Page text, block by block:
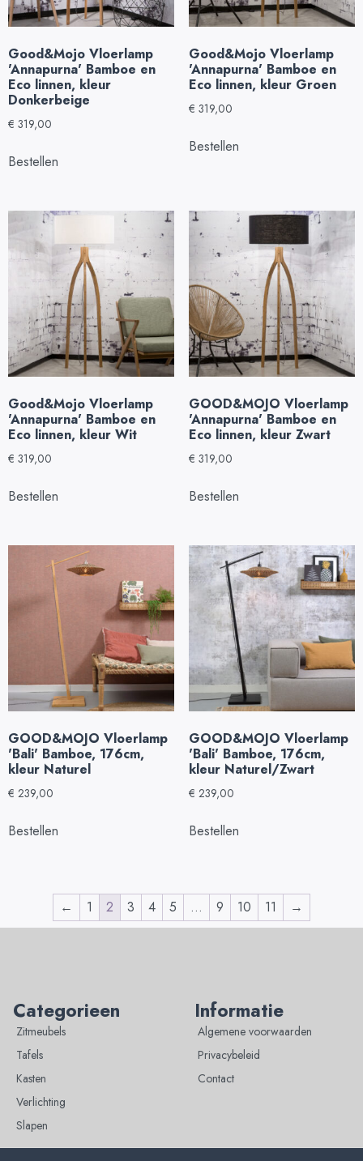
Good&Mojo Vloerlamp
'Annapurna' Bamboe en
Eco linnen, kleur
Donkerbeige
€ 319,00
Bestellen
Good&Mojo Vloerlamp
'Annapurna' Bamboe en
Eco linnen, kleur Groen
€ 319,00
Bestellen
Good&Mojo Vloerlamp
'Annapurna' Bamboe en
Eco linnen, kleur Wit
€ 319,00
Bestellen
GOOD&MOJO Vloerlamp
'Annapurna' Bamboe en
Eco linnen, kleur Zwart
€ 319,00
Bestellen
GOOD&MOJO Vloerlamp
'Bali' Bamboe, 176cm,
kleur Naturel
€ 239,00
Bestellen
GOOD&MOJO Vloerlamp
'Bali' Bamboe, 176cm,
kleur Naturel/Zwart
€ 239,00
Bestellen
← 1 2 3 4 5 … 9 10 11 →
Categorieen
Zitmeubels
Tafels
Kasten
Verlichting
Slapen
Informatie
Algemene voorwaarden
Privacybeleid
Contact